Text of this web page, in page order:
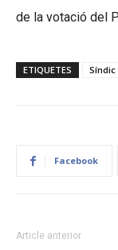
de la votació del
ETIQUETES
Facebook
Article anterior